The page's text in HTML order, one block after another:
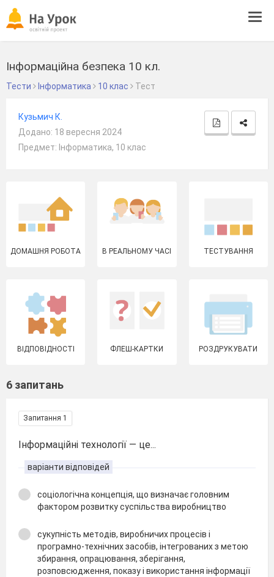
Інформаційна безпека 10 кл.
Тести Інформатика 10 клас Тест
Кузьмич К.
Додано: 18 вересня 2024
Предмет: Інформатика, 10 клас
ДОМАШНЯ РОБОТА В РЕАЛЬНОМУ ЧАСІ ТЕСТУВАННЯ
ВІДПОВІДНОСТІ ФЛЕШ-КАРТКИ РОЗДРУКУВАТИ
6 запитань
Запитання 1
Інформаційні технології — це...
варіанти відповідей
соціологічна концепція, що визначає головним
фактором розвитку суспільства виробництво
сукупність методів, виробничих процесів і
програмно-технічних засобів, інтегрованих з метою
збирання, опрацювання, зберігання,
розповсюдження, показу і використання інформації